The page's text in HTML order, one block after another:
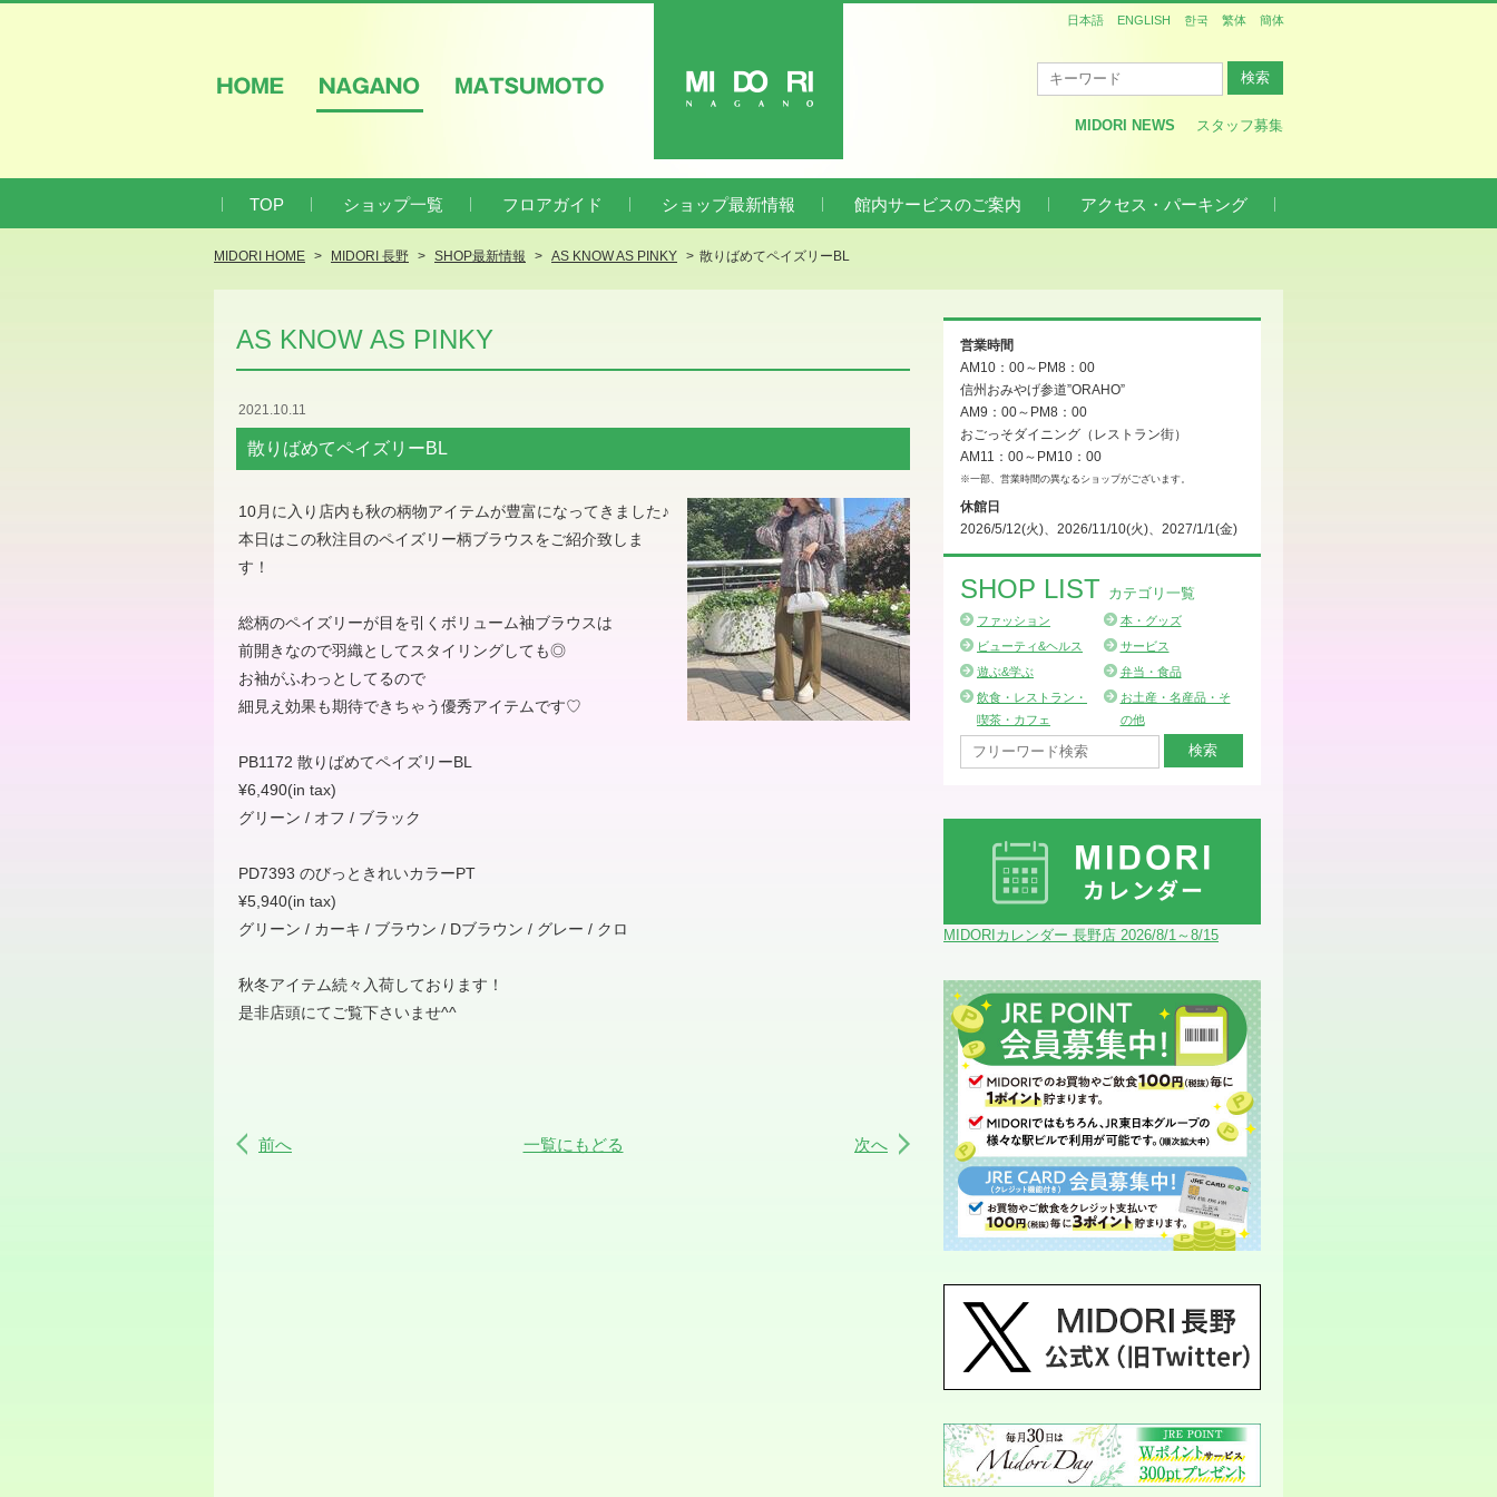
MIDORI NEWS
スタッフ募集
日本語 ENGLISH 한국 繁体 簡体
TOP ショップ一覧 フロアガイド ショップ最新情報 館内サービスのご案内 アクセス・パーキング
MIDORI HOME MIDORI 長野 SHOP最新情報 AS KNOW AS PINKY 散りばめてペイズリーBL
AS KNOW AS PINKY
2021.10.11
散りばめてペイズリーBL
10月に入り店内も秋の柄物アイテムが豊富になってきました♪
本日はこの秋注目のペイズリー柄ブラウスをご紹介致しま
す！
総柄のペイズリーが目を引くボリューム袖ブラウスは
前開きなので羽織としてスタイリングしても◎
お袖がふわっとしてるので
細見え効果も期待できちゃう優秀アイテムです♡
PB1172 散りばめてペイズリーBL
¥6,490(in tax)
グリーン / オフ / ブラック
PD7393 のびっときれいカラーPT
¥5,940(in tax)
グリーン / カーキ / ブラウン / Dブラウン / グレー / クロ
秋冬アイテム続々入荷しております！
是非店頭にてご覧下さいませ^^
前へ 一覧にもどる 次へ
営業時間
AM10：00～PM8：00
信州おみやげ参道”ORAHO”
AM9：00～PM8：00
おごっそダイニング（レストラン街）
AM11：00～PM10：00
※一部、営業時間の異なるショップがございます。
休館日
2026/5/12(火)、2026/11/10(火)、2027/1/1(金)
SHOP LIST カテゴリ一覧
ファッション
本・グッズ
ビューティ&ヘルス
サービス
遊ぶ&学ぶ
弁当・食品
飲食・レストラン・
喫茶・カフェ
お土産・名産品・そ
の他
MIDORIカレンダー 長野店 2026/8/1～8/15